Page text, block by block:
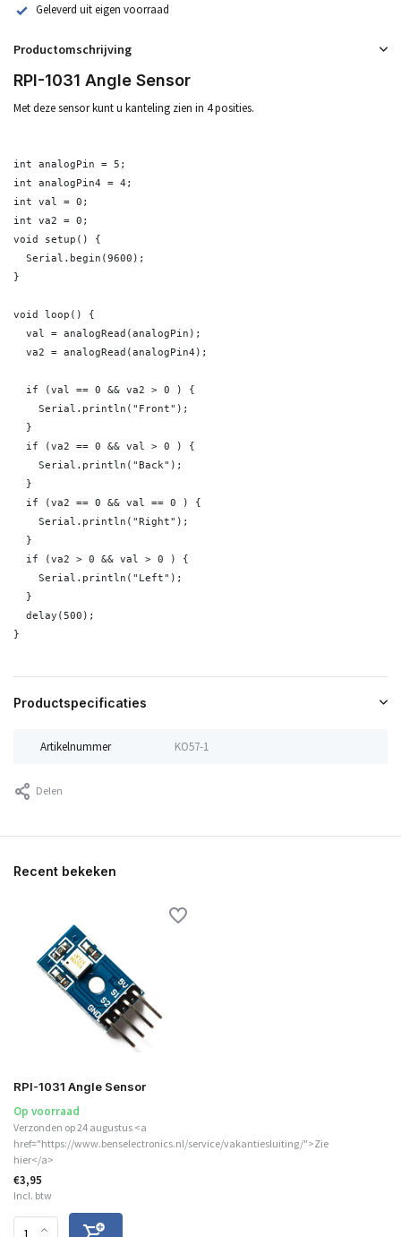
Geleverd uit eigen voorraad
Productomschrijving
RPI-1031 Angle Sensor
Met deze sensor kunt u kanteling zien in 4 posities.
int analogPin = 5;
int analogPin4 = 4;
int val = 0;
int va2 = 0;
void setup() {
  Serial.begin(9600);
}
void loop() {
  val = analogRead(analogPin);
  va2 = analogRead(analogPin4);
  if (val == 0 && va2 > 0 ) {
    Serial.println("Front");
  }
  if (va2 == 0 && val > 0 ) {
    Serial.println("Back");
  }
  if (va2 == 0 && val == 0 ) {
    Serial.println("Right");
  }
  if (va2 > 0 && val > 0 ) {
    Serial.println("Left");
  }
  delay(500);
}
Productspecificaties
Artikelnummer KO57-1
Delen
Recent bekeken
RPI-1031 Angle Sensor
Op voorraad
Verzonden op 24 augustus <a
href="https://www.benselectronics.nl/service/vakantiesluiting/">Zie
hier</a>
€3,95
Incl. btw